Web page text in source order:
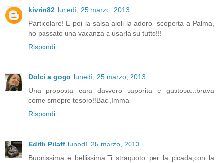
kivrin82 lunedì, 25 marzo, 2013
Particolare! E poi la salsa aioli la adoro, scoperta a Palma,
ho passato una vacanza a usarla su tutto!!!
Rispondi
Dolci a gogo lunedì, 25 marzo, 2013
Una proposta cara davvero saporita e gustosa...brava
come smepre tesoro!!Baci,Imma
Rispondi
Edith Pilaff lunedì, 25 marzo, 2013
Buonissima e bellissima.Ti straquoto per la picada,con la